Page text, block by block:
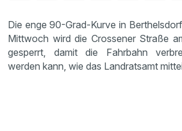
Die enge 90-Grad-Kurve in
Mittwoch wird die Crossener Straße
gesperrt, damit die Fahrbahn
werden kann, wie das Landratsamt